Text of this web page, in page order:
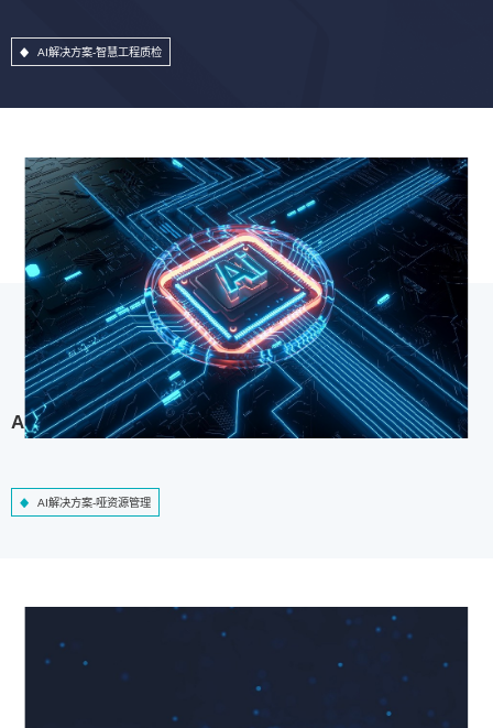
AI解决方案-智慧工程质检
AI解决方案-哑资源管理
AI解决方案-哑资源管理